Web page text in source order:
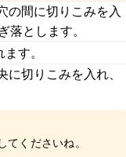
の間に切りこみを入
落とします。
す。
切りこみを入れ、
てくださいね。